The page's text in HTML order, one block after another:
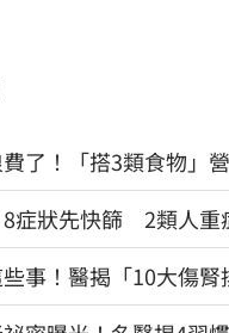
了！「搭3類食物」
症狀先快篩 2類人重
事！醫揭「10大傷腎